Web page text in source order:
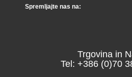
Spremljajte nas na:
Trgovina in
Tel: +386 (0)70